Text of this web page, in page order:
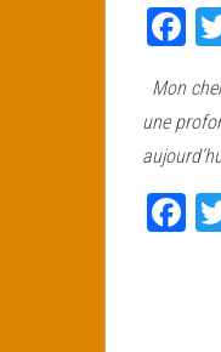
Fa
bo
ok
Mon
une
Fa